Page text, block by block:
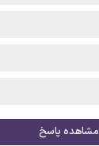
مشاهده پاسخ